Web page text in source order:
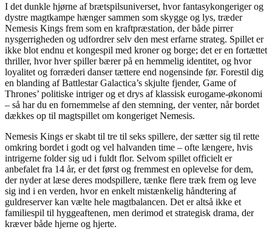
I det dunkle hjørne af brætspilsuniverset, hvor fantasykongeriger og
dystre magtkampe hænger sammen som skygge og lys, træder
Nemesis Kings frem som en kraftpræstation, der både pirrer
nysgerrigheden og udfordrer selv den mest erfarne strateg. Spillet er
ikke blot endnu et kongespil med kroner og borge; det er en fortættet
thriller, hvor hver spiller bærer på en hemmelig identitet, og hvor
loyalitet og forræderi danser tættere end nogensinde før. Forestil dig
en blanding af Battlestar Galactica’s skjulte fjender, Game of
Thrones’ politiske intriger og et drys af klassisk eurogame-økonomi
– så har du en fornemmelse af den stemning, der venter, når bordet
dækkes op til magtspillet om kongeriget Nemesis.
Nemesis Kings er skabt til tre til seks spillere, der sætter sig til rette
omkring bordet i godt og vel halvanden time – ofte længere, hvis
intrigerne folder sig ud i fuldt flor. Selvom spillet officielt er
anbefalet fra 14 år, er det først og fremmest en oplevelse for dem,
der nyder at læse deres modspillere, tænke flere træk frem og leve
sig ind i en verden, hvor en enkelt mistænkelig håndtering af
guldreserver kan vælte hele magtbalancen. Det er altså ikke et
familiespil til hyggeaftenen, men derimod et strategisk drama, der
kræver både hjerne og hjerte.